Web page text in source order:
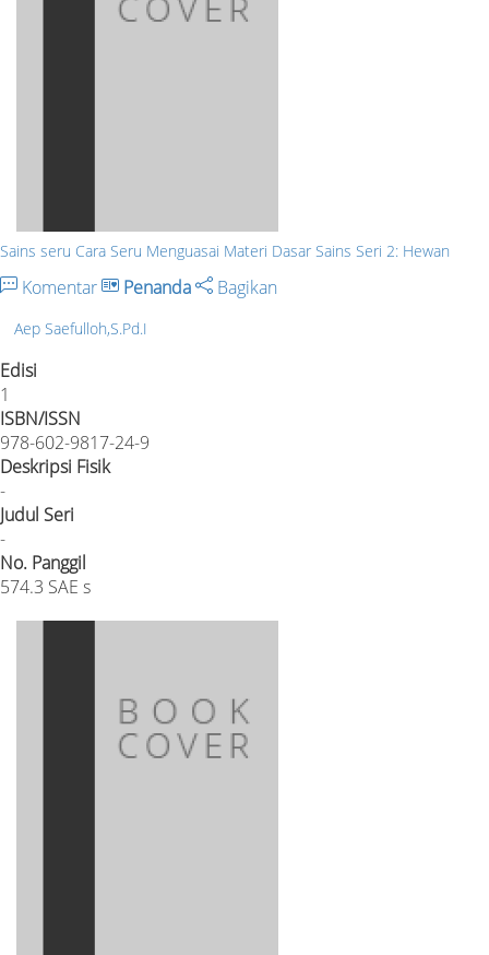
Sains seru Cara Seru Menguasai Materi Dasar Sains Seri 2: Hewan
Komentar Penanda Bagikan
Aep Saefulloh,S.Pd.I
Edisi
1
ISBN/ISSN
978-602-9817-24-9
Deskripsi Fisik
-
Judul Seri
-
No. Panggil
574.3 SAE s